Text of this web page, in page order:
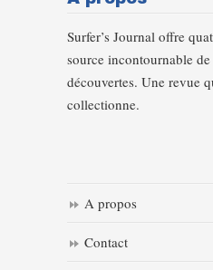
Surfer’s Journal offre
source incontournable
découvertes. Une revue
collectionne.
A propos
Contact